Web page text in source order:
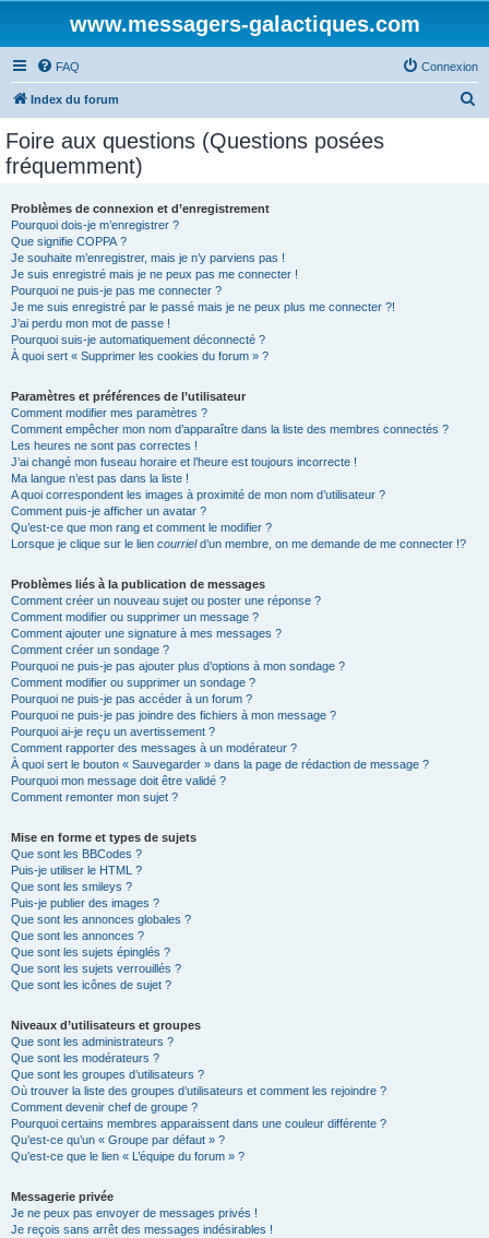
www.messagers-galactiques.com
FAQ Connexion
Index du forum
Foire aux questions (Questions posées
fréquemment)
Problèmes de connexion et d’enregistrement
Pourquoi dois-je m’enregistrer ?
Que signifie COPPA ?
Je souhaite m’enregistrer, mais je n’y parviens pas !
Je suis enregistré mais je ne peux pas me connecter !
Pourquoi ne puis-je pas me connecter ?
Je me suis enregistré par le passé mais je ne peux plus me connecter ?!
J’ai perdu mon mot de passe !
Pourquoi suis-je automatiquement déconnecté ?
À quoi sert « Supprimer les cookies du forum » ?
Paramètres et préférences de l’utilisateur
Comment modifier mes paramètres ?
Comment empêcher mon nom d’apparaître dans la liste des membres connectés ?
Les heures ne sont pas correctes !
J’ai changé mon fuseau horaire et l’heure est toujours incorrecte !
Ma langue n’est pas dans la liste !
A quoi correspondent les images à proximité de mon nom d’utilisateur ?
Comment puis-je afficher un avatar ?
Qu’est-ce que mon rang et comment le modifier ?
Lorsque je clique sur le lien courrield’un membre, on me demande de me connecter !?
Problèmes liés à la publication de messages
Comment créer un nouveau sujet ou poster une réponse ?
Comment modifier ou supprimer un message ?
Comment ajouter une signature à mes messages ?
Comment créer un sondage ?
Pourquoi ne puis-je pas ajouter plus d’options à mon sondage ?
Comment modifier ou supprimer un sondage ?
Pourquoi ne puis-je pas accéder à un forum ?
Pourquoi ne puis-je pas joindre des fichiers à mon message ?
Pourquoi ai-je reçu un avertissement ?
Comment rapporter des messages à un modérateur ?
À quoi sert le bouton « Sauvegarder » dans la page de rédaction de message ?
Pourquoi mon message doit être validé ?
Comment remonter mon sujet ?
Mise en forme et types de sujets
Que sont les BBCodes ?
Puis-je utiliser le HTML ?
Que sont les smileys ?
Puis-je publier des images ?
Que sont les annonces globales ?
Que sont les annonces ?
Que sont les sujets épinglés ?
Que sont les sujets verrouillés ?
Que sont les icônes de sujet ?
Niveaux d’utilisateurs et groupes
Que sont les administrateurs ?
Que sont les modérateurs ?
Que sont les groupes d’utilisateurs ?
Où trouver la liste des groupes d’utilisateurs et comment les rejoindre ?
Comment devenir chef de groupe ?
Pourquoi certains membres apparaissent dans une couleur différente ?
Qu’est-ce qu’un « Groupe par défaut » ?
Qu’est-ce que le lien « L’équipe du forum » ?
Messagerie privée
Je ne peux pas envoyer de messages privés !
Je reçois sans arrêt des messages indésirables !